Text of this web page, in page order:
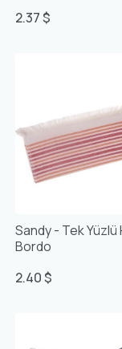
2.37 $
Sandy - Tek Yüzlü
Bordo
2.40 $